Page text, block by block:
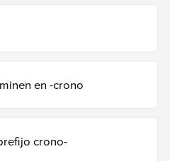
en -crono
crono-